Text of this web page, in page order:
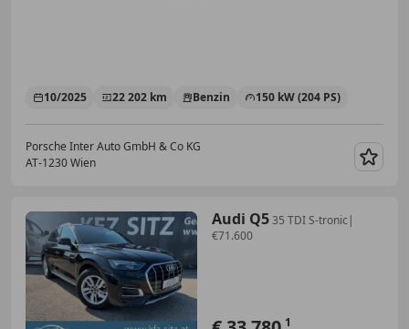
10/2025 22 202 km Benzin 150 kW (204 PS)
Porsche Inter Auto GmbH & Co KG
AT-1230 Wien
Audi Q535 TDI S-tronic|
€71.600
1